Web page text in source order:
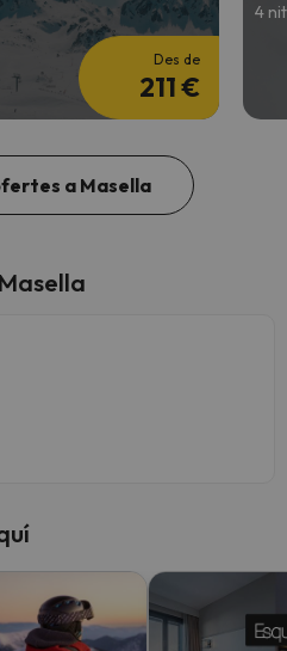
Des de
211 €
4
a Masella